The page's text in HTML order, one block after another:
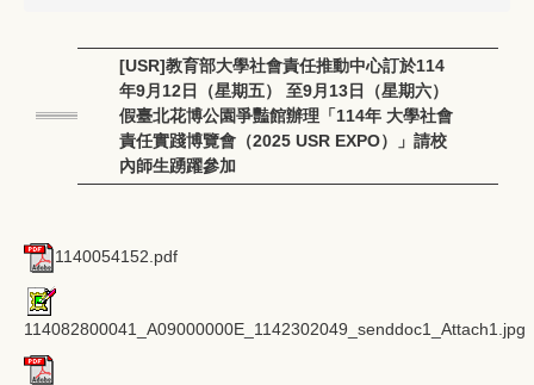
[USR]教育部大學社會責任推動中心訂於114
年9月12日（星期五） 至9月13日（星期六）
假臺北花博公園爭豔館辦理「114年 大學社會
責任實踐博覽會（2025 USR EXPO）」請校
內師生踴躍參加
1140054152.pdf
114082800041_A09000000E_1142302049_senddoc1_Attach1.jpg